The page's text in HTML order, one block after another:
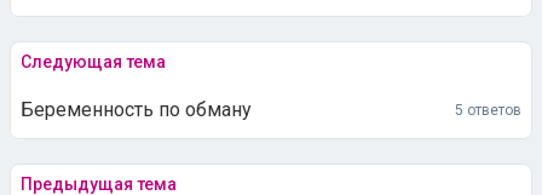
Следующая тема
Беременность по обману 5 ответов
Предыдущая тема